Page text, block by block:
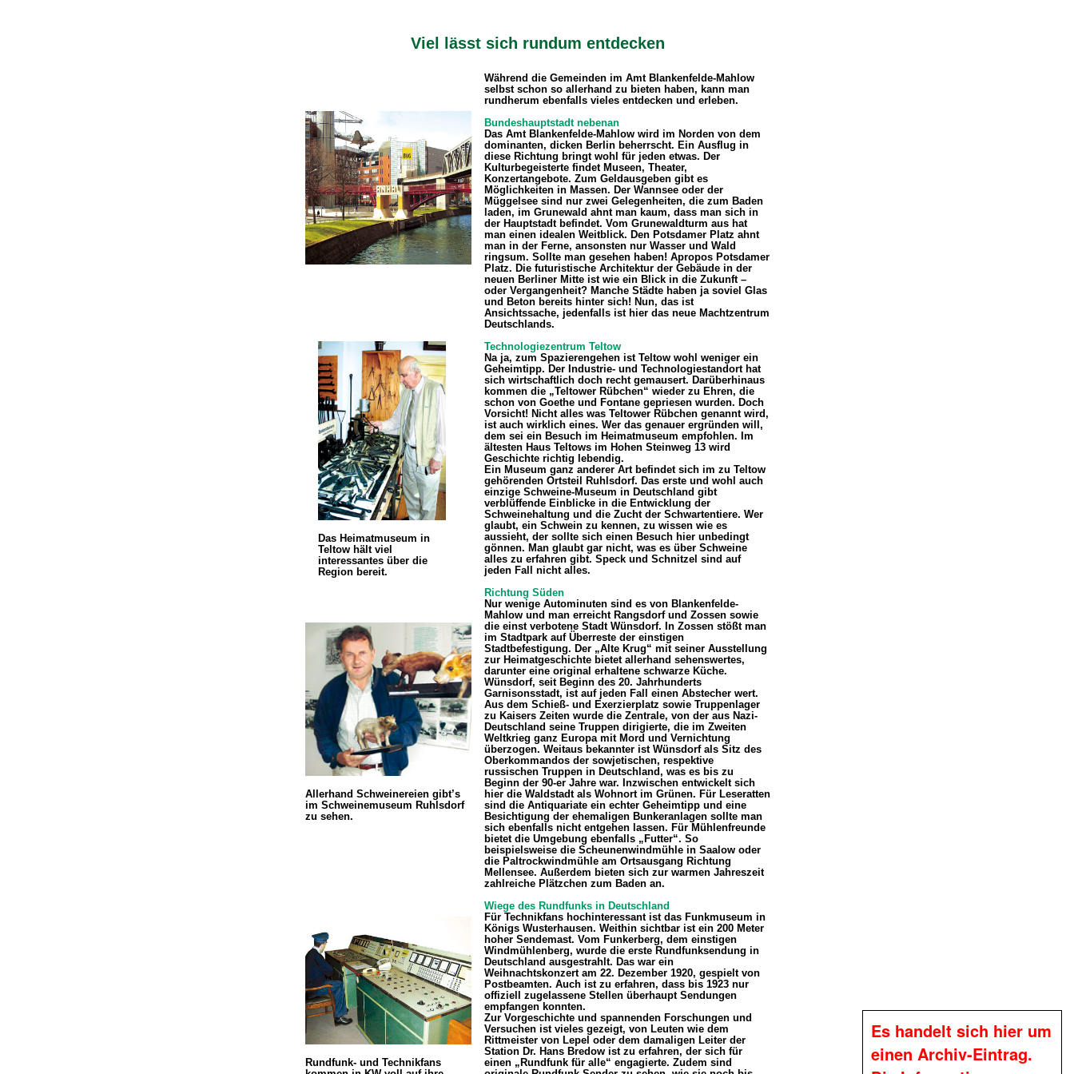
Viel lässt sich rundum entdecken
Während die Gemeinden im Amt Blankenfelde-Mahlow
selbst schon so allerhand zu bieten haben, kann man
rundherum ebenfalls vieles entdecken und erleben.
Bundeshauptstadt nebenan
Das Amt Blankenfelde-Mahlow wird im Norden von dem
dominanten, dicken Berlin beherrscht. Ein Ausflug in
diese Richtung bringt wohl für jeden etwas. Der
Kulturbegeisterte findet Museen, Theater,
Konzertangebote. Zum Geldausgeben gibt es
Möglichkeiten in Massen. Der Wannsee oder der
Müggelsee sind nur zwei Gelegenheiten, die zum Baden
laden, im Grunewald ahnt man kaum, dass man sich in
der Hauptstadt befindet. Vom Grunewaldturm aus hat
man einen idealen Weitblick. Den Potsdamer Platz ahnt
man in der Ferne, ansonsten nur Wasser und Wald
ringsum. Sollte man gesehen haben! Apropos Potsdamer
Platz. Die futuristische Architektur der Gebäude in der
neuen Berliner Mitte ist wie ein Blick in die Zukunft –
oder Vergangenheit? Manche Städte haben ja soviel Glas
und Beton bereits hinter sich! Nun, das ist
Ansichtssache, jedenfalls ist hier das neue Machtzentrum
Deutschlands.
Technologiezentrum Teltow
Na ja, zum Spazierengehen ist Teltow wohl weniger ein
Geheimtipp. Der Industrie- und Technologiestandort hat
sich wirtschaftlich doch recht gemausert. Darüberhinaus
kommen die „Teltower Rübchen“ wieder zu Ehren, die
schon von Goethe und Fontane gepriesen wurden. Doch
Vorsicht! Nicht alles was Teltower Rübchen genannt wird,
ist auch wirklich eines. Wer das genauer ergründen will,
dem sei ein Besuch im Heimatmuseum empfohlen. Im
ältesten Haus Teltows im Hohen Steinweg 13 wird
Geschichte richtig lebendig.
Ein Museum ganz anderer Art befindet sich im zu Teltow
gehörenden Ortsteil Ruhlsdorf. Das erste und wohl auch
einzige Schweine-Museum in Deutschland gibt
verblüffende Einblicke in die Entwicklung der
Schweinehaltung und die Zucht der Schwartentiere. Wer
glaubt, ein Schwein zu kennen, zu wissen wie es
aussieht, der sollte sich einen Besuch hier unbedingt
gönnen. Man glaubt gar nicht, was es über Schweine
alles zu erfahren gibt. Speck und Schnitzel sind auf
jeden Fall nicht alles.
Richtung Süden
Nur wenige Autominuten sind es von Blankenfelde-
Mahlow und man erreicht Rangsdorf und Zossen sowie
die einst verbotene Stadt Wünsdorf. In Zossen stößt man
im Stadtpark auf Überreste der einstigen
Stadtbefestigung. Der „Alte Krug“ mit seiner Ausstellung
zur Heimatgeschichte bietet allerhand sehenswertes,
darunter eine original erhaltene schwarze Küche.
Wünsdorf, seit Beginn des 20. Jahrhunderts
Garnisonsstadt, ist auf jeden Fall einen Abstecher wert.
Aus dem Schieß- und Exerzierplatz sowie Truppenlager
zu Kaisers Zeiten wurde die Zentrale, von der aus Nazi-
Deutschland seine Truppen dirigierte, die im Zweiten
Weltkrieg ganz Europa mit Mord und Vernichtung
überzogen. Weitaus bekannter ist Wünsdorf als Sitz des
Oberkommandos der sowjetischen, respektive
russischen Truppen in Deutschland, was es bis zu
Beginn der 90-er Jahre war. Inzwischen entwickelt sich
hier die Waldstadt als Wohnort im Grünen. Für Leseratten
sind die Antiquariate ein echter Geheimtipp und eine
Besichtigung der ehemaligen Bunkeranlagen sollte man
sich ebenfalls nicht entgehen lassen. Für Mühlenfreunde
bietet die Umgebung ebenfalls „Futter“. So
beispielsweise die Scheunenwindmühle in Saalow oder
die Paltrockwindmühle am Ortsausgang Richtung
Mellensee. Außerdem bieten sich zur warmen Jahreszeit
zahlreiche Plätzchen zum Baden an.
Wiege des Rundfunks in Deutschland
Für Technikfans hochinteressant ist das Funkmuseum in
Königs Wusterhausen. Weithin sichtbar ist ein 200 Meter
hoher Sendemast. Vom Funkerberg, dem einstigen
Windmühlenberg, wurde die erste Rundfunksendung in
Deutschland ausgestrahlt. Das war ein
Weihnachtskonzert am 22. Dezember 1920, gespielt von
Postbeamten. Auch ist zu erfahren, dass bis 1923 nur
offiziell zugelassene Stellen überhaupt Sendungen
empfangen konnten.
Zur Vorgeschichte und spannenden Forschungen und
Versuchen ist vieles gezeigt, von Leuten wie dem
Rittmeister von Lepel oder dem damaligen Leiter der
Station Dr. Hans Bredow ist zu erfahren, der sich für
einen „Rundfunk für alle“ engagierte. Zudem sind
Das Heimatmuseum in
Teltow hält viel
interessantes über die
Region bereit.
Allerhand Schweinereien gibt’s
im Schweinemuseum Ruhlsdorf
zu sehen.
Rundfunk- und Technikfans
Es handelt sich hier um
einen Archiv-Eintrag.